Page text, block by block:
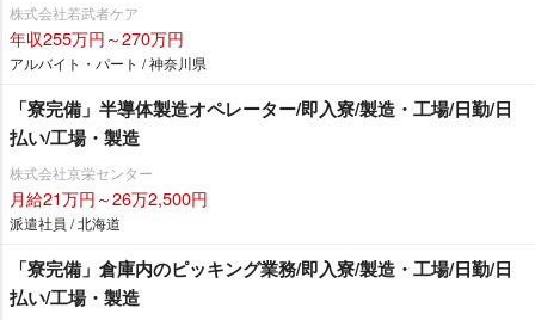
株式会社若武者ケア
年収255万円～270万円
アルバイト・パート / 神奈川県
「寮完備」半導体製造オペレーター/即入寮/製造・工場/日勤/日
払い/工場・製造
株式会社京栄センター
月給21万円～26万2,500円
派遣社員 / 北海道
「寮完備」倉庫内のピッキング業務/即入寮/製造・工場/日勤/日
払い/工場・製造